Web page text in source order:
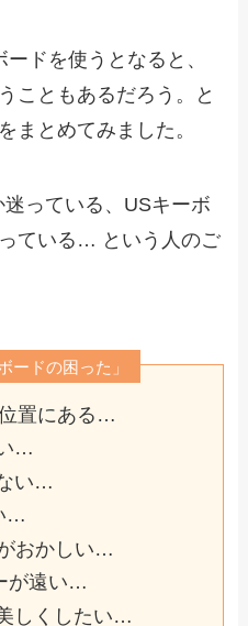
ドを使うとなると、
こともあるだろう。と
まとめてみました。
っている、USキーボ
ている… という人のご
ードの困った」
置にある…
…
い…
…
おかしい…
が遠い…
しくしたい…